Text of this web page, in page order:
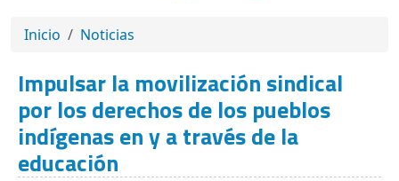
SOBRESCRIBIR ENLACES DE AYUDA A
Inicio Noticias
Impulsar la movilización sindical
por los derechos de los pueblos
indígenas en y a través de la
educación